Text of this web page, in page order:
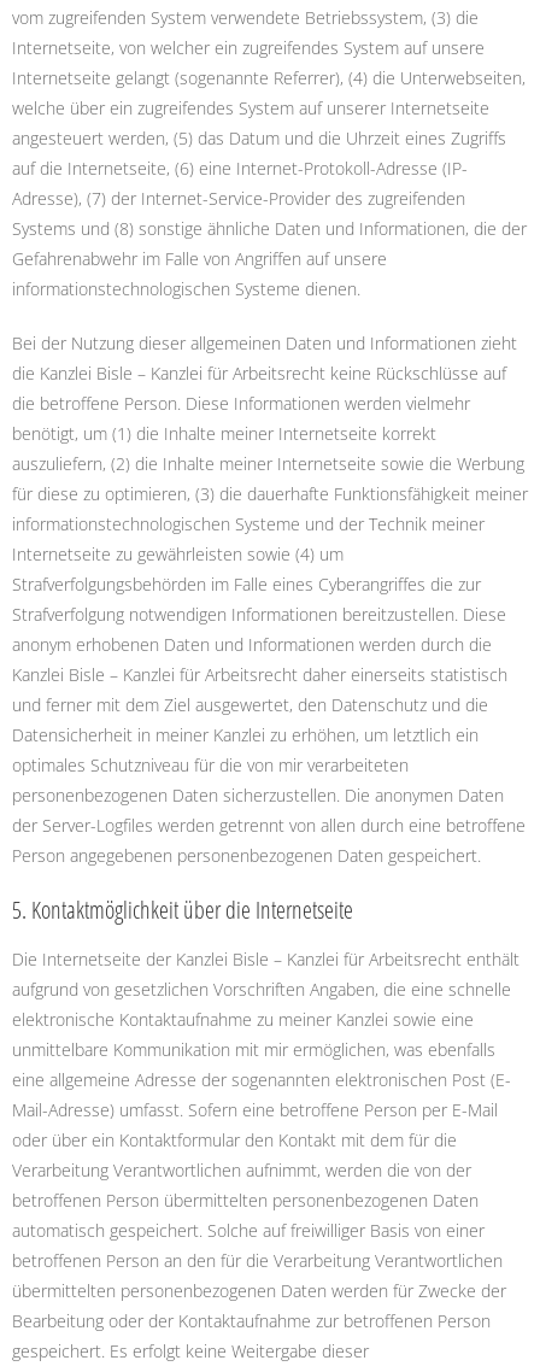
vom zugreifenden System verwendete Betriebssystem, (3) die
Internetseite, von welcher ein zugreifendes System auf unsere
Internetseite gelangt (sogenannte Referrer), (4) die Unterwebseiten,
welche über ein zugreifendes System auf unserer Internetseite
angesteuert werden, (5) das Datum und die Uhrzeit eines Zugriffs
auf die Internetseite, (6) eine Internet-Protokoll-Adresse (IP-
Adresse), (7) der Internet-Service-Provider des zugreifenden
Systems und (8) sonstige ähnliche Daten und Informationen, die der
Gefahrenabwehr im Falle von Angriffen auf unsere
informationstechnologischen Systeme dienen.
Bei der Nutzung dieser allgemeinen Daten und Informationen zieht
die Kanzlei Bisle – Kanzlei für Arbeitsrecht keine Rückschlüsse auf
die betroffene Person. Diese Informationen werden vielmehr
benötigt, um (1) die Inhalte meiner Internetseite korrekt
auszuliefern, (2) die Inhalte meiner Internetseite sowie die Werbung
für diese zu optimieren, (3) die dauerhafte Funktionsfähigkeit meiner
informationstechnologischen Systeme und der Technik meiner
Internetseite zu gewährleisten sowie (4) um
Strafverfolgungsbehörden im Falle eines Cyberangriffes die zur
Strafverfolgung notwendigen Informationen bereitzustellen. Diese
anonym erhobenen Daten und Informationen werden durch die
Kanzlei Bisle – Kanzlei für Arbeitsrecht daher einerseits statistisch
und ferner mit dem Ziel ausgewertet, den Datenschutz und die
Datensicherheit in meiner Kanzlei zu erhöhen, um letztlich ein
optimales Schutzniveau für die von mir verarbeiteten
personenbezogenen Daten sicherzustellen. Die anonymen Daten
der Server-Logfiles werden getrennt von allen durch eine betroffene
Person angegebenen personenbezogenen Daten gespeichert.
5. Kontaktmöglichkeit über die Internetseite
Die Internetseite der Kanzlei Bisle – Kanzlei für Arbeitsrecht enthält
aufgrund von gesetzlichen Vorschriften Angaben, die eine schnelle
elektronische Kontaktaufnahme zu meiner Kanzlei sowie eine
unmittelbare Kommunikation mit mir ermöglichen, was ebenfalls
eine allgemeine Adresse der sogenannten elektronischen Post (E-
Mail-Adresse) umfasst. Sofern eine betroffene Person per E-Mail
oder über ein Kontaktformular den Kontakt mit dem für die
Verarbeitung Verantwortlichen aufnimmt, werden die von der
betroffenen Person übermittelten personenbezogenen Daten
automatisch gespeichert. Solche auf freiwilliger Basis von einer
betroffenen Person an den für die Verarbeitung Verantwortlichen
übermittelten personenbezogenen Daten werden für Zwecke der
Bearbeitung oder der Kontaktaufnahme zur betroffenen Person
gespeichert. Es erfolgt keine Weitergabe dieser